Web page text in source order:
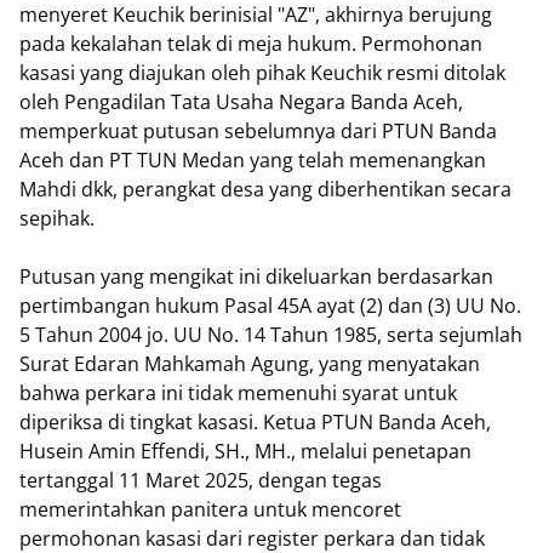
menyeret Keuchik berinisial "AZ", akhirnya berujung
pada kekalahan telak di meja hukum. Permohonan
kasasi yang diajukan oleh pihak Keuchik resmi ditolak
oleh Pengadilan Tata Usaha Negara Banda Aceh,
memperkuat putusan sebelumnya dari PTUN Banda
Aceh dan PT TUN Medan yang telah memenangkan
Mahdi dkk, perangkat desa yang diberhentikan secara
sepihak.
Putusan yang mengikat ini dikeluarkan berdasarkan
pertimbangan hukum Pasal 45A ayat (2) dan (3) UU No.
5 Tahun 2004 jo. UU No. 14 Tahun 1985, serta sejumlah
Surat Edaran Mahkamah Agung, yang menyatakan
bahwa perkara ini tidak memenuhi syarat untuk
diperiksa di tingkat kasasi. Ketua PTUN Banda Aceh,
Husein Amin Effendi, SH., MH., melalui penetapan
tertanggal 11 Maret 2025, dengan tegas
memerintahkan panitera untuk mencoret
permohonan kasasi dari register perkara dan tidak